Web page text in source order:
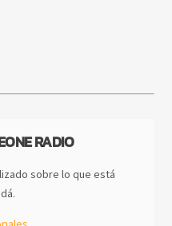
RADIO
sobre lo que está